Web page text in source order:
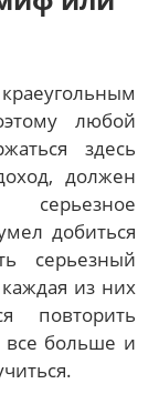
любой
здесь
должен
добиться
серьезный
из них
повторить
все больше и